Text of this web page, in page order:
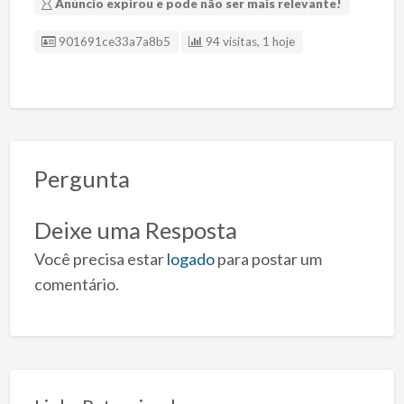
Anúncio expirou e pode não ser mais relevante!
ID Anúncio
901691ce33a7a8b5 94 visitas, 1 hoje
Pergunta
Deixe uma Resposta
Você precisa estarlogadopara postar um
comentário.